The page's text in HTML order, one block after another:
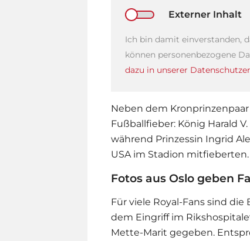
Externer Inhalt
Ich bin damit einverstanden,
können personenbezogene
dazu in unserer
Neben dem
Fußballfieber: König Harald
während Prinzessin Ingrid
USA im Stadion mitfieberten.
Fotos aus Oslo geben
Für viele Royal-Fans sind
dem Eingriff im
Mette-Marit gegeben.